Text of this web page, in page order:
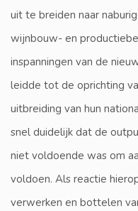
uit te breiden naar
wijnbouw- en
inspanningen van de
leidde tot de oprichting
uitbreiding van hun
snel duidelijk dat de
niet voldoende was om
voldoen. Als reactie
verwerken en bottelen